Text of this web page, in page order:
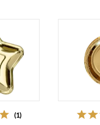
(1)